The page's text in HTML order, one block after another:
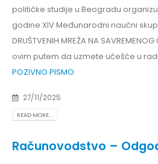
političke studije u Beogradu
godine XIV Međunarodni naučni skup
DRUŠTVENIH MREŽA NA
ovim putem da uzmete učešće u
POZIVNO PISMO
27/11/2025
READ MORE...
Računovodstvo –